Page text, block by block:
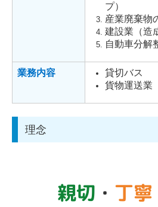
プ）
産業廃棄物
建設業（造
自動車分解
業務内容
貸切バス
貨物運送業
理念
親切 ・ 丁寧